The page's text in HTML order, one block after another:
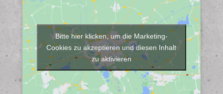
Bitte hier klicken, um die Marketing-
Cookies zu akzeptieren und diesen Inhalt
zu aktivieren